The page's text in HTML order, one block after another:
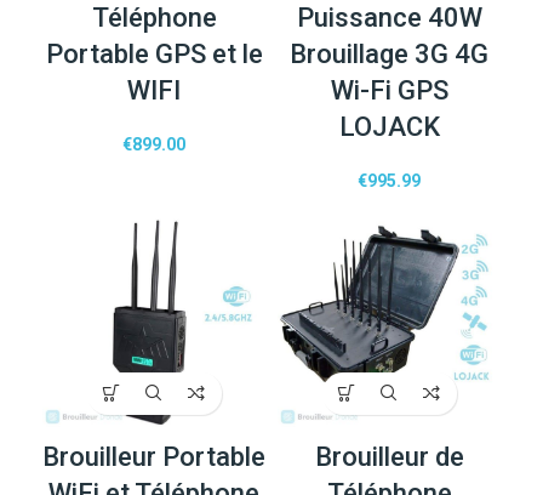
Téléphone
Portable GPS et le
WIFI
€899.00
Puissance 40W
Brouillage 3G 4G
Wi-Fi GPS
LOJACK
€995.99
Brouilleur Portable
Brouilleur de